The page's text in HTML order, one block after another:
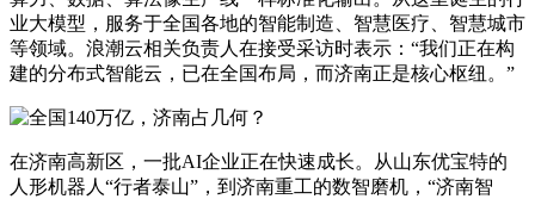
业大模型，服务于全国各地的智能制造、智慧医疗、智慧城市
等领域。浪潮云相关负责人在接受采访时表示：“我们正在构
建的分布式智能云，已在全国布局，而济南正是核心枢纽。”
在济南高新区，一批AI企业正在快速成长。从山东优宝特的
人形机器人“行者泰山”，到济南重工的数智磨机，“济南智